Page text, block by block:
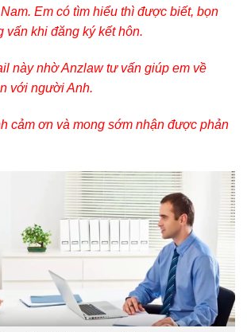
Em có tìm hiểu thì được biết, bọn
vấn khi đăng ký kết hôn.
này nhờ Anzlaw tư vấn giúp em về
với người Anh.
cảm ơn và mong sớm nhận được phản